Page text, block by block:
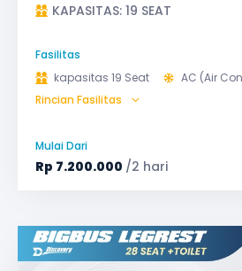
KAPASITAS: 19 SEAT
Fasilitas
kapasitas 19 Seat
AC (Air
GPS
Microphone untuk karaoke
TV LED & Android System
Rincian Fasilitas
Mulai Dari
Rp 7.200.000 /2 hari